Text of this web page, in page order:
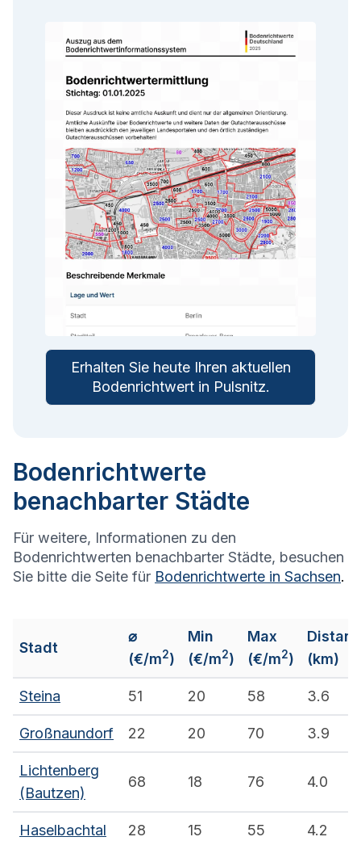
Erhalten Sie heute Ihren aktuellen
Bodenrichtwert in Pulsnitz.
Bodenrichtwerte
benachbarter Städte
Für weitere, Informationen zu den
Bodenrichtwerten benachbarter Städte, besuchen
Sie bitte die Seite für Bodenrichtwerte in Sachsen.
Stadt
⌀
(€/m2)
Min
(€/m2)
Max
(€/m2)
Distanz
(km)
Steina 51 20 58 3.6
Großnaundorf 22 20 70 3.9
Lichtenberg
(Bautzen)
68 18 76 4.0
Haselbachtal 28 15 55 4.2